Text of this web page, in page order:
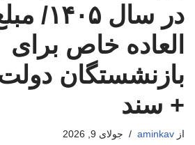
در سال
العاده خاص برای
بازنشستگان دولت
+ سند
از aminkav جولای 9, 2026